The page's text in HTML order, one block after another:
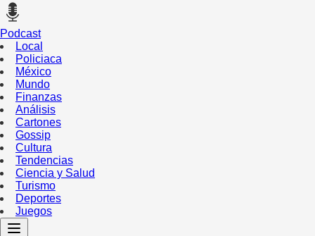
Podcast
Local
Policiaca
México
Mundo
Finanzas
Análisis
Cartones
Gossip
Cultura
Tendencias
Ciencia y Salud
Turismo
Deportes
Juegos